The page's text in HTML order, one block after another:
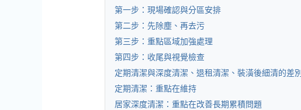
第一步：現場確認與分區安排
第二步：先除塵、再去污
第三步：重點區域加強處理
第四步：收尾與視覺檢查
定期清潔與深度清潔、退租清潔、裝潢後細清的差別
定期清潔：重點在維持
居家深度清潔：重點在改善長期累積問題